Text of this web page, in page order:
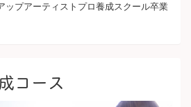
ップアーティストプロ養成スクール卒業
コース